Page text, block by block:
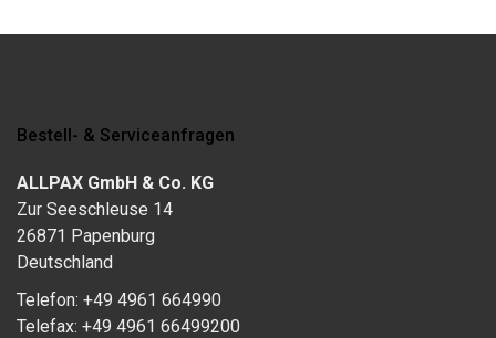
Bestell- & Serviceanfragen
ALLPAX GmbH & Co. KG
Zur Seeschleuse 14
26871 Papenburg
Deutschland
Telefon: +49 4961 664990
Telefax: +49 4961 66499200